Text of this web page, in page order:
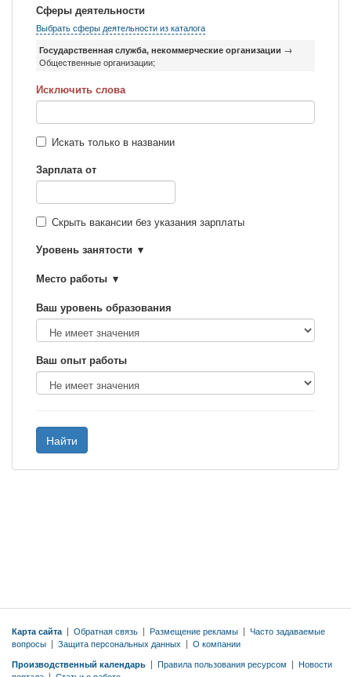
Сферы деятельности
Выбрать сферы деятельности из каталога
Государственная служба, некоммерческие организации →
Общественные организации;
Исключить слова
Искать только в названии
Зарплата от
Скрыть вакансии без указания зарплаты
Уровень занятости
Место работы
Ваш уровень образования
Ваш опыт работы
Найти
Карта сайта | Обратная связь | Размещение рекламы | Часто задаваемые
вопросы | Защита персональных данных | О компании
Производственный календарь | Правила пользования ресурсом | Новости